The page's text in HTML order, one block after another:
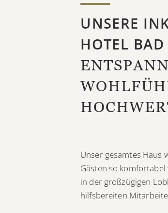
UNSERE
HOTEL
Unser gesamtes Haus
Gästen so
in der großzügigen
hilfsbereiten